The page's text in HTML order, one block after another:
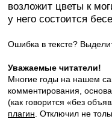
возложит цветы к
у него состоится
Ошибка в тексте?
Уважаемые читатели!
Многие годы на нашем
комментирования,
(как говорится «без
плагин . Отключил не